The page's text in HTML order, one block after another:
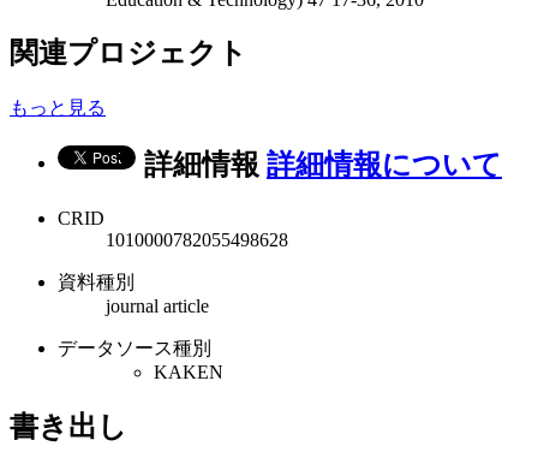
関連プロジェクト
もっと見る
詳細情報 詳細情報について
CRID
1010000782055498628
資料種別
journal article
データソース種別
KAKEN
書き出し